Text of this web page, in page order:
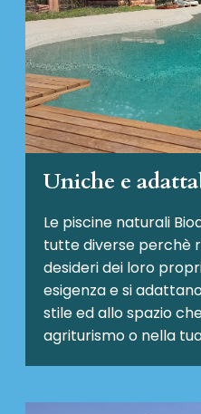
Uniche e
Le piscine naturali
tutte diverse perchè
desideri dei loro
esigenza e si
stile ed allo spazio
agriturismo o nella